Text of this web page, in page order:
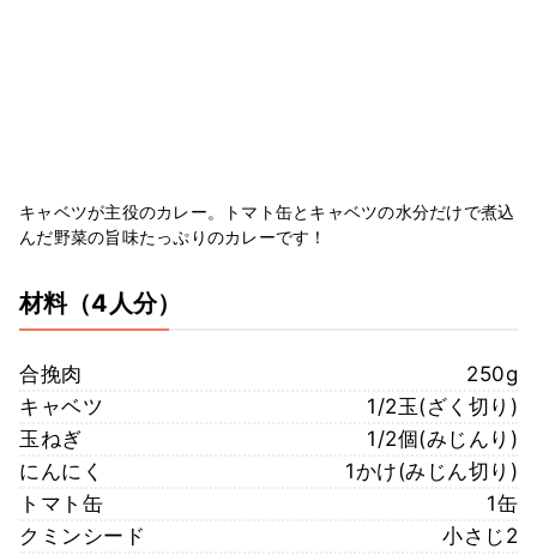
キャベツが主役のカレー。トマト缶とキャベツの水分だけで煮込
んだ野菜の旨味たっぷりのカレーです！
材料（4人分）
合挽肉
250g
キャベツ
1/2玉(ざく切り)
玉ねぎ
1/2個(みじんり)
にんにく
1かけ(みじん切り)
トマト缶
1缶
クミンシード
小さじ2